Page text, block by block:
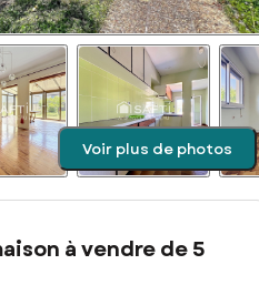
Voir plus de photos
à vendre de 5